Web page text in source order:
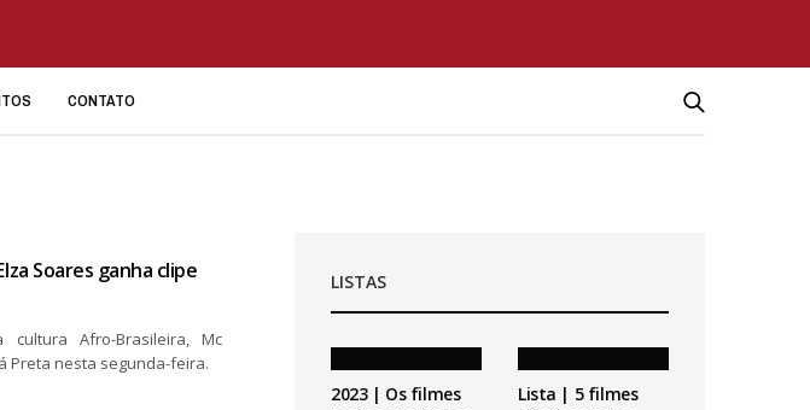
CONTATO
Soares ganha clipe
cultura Afro-Brasileira, Mc
Preta nesta segunda-feira.
LISTAS
2023 | Os filmes
Lista | 5 filmes